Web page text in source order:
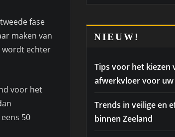
fase
maken van
wordt echter
voor het
50
NIEUW!
Tips voor het kiezen
afwerkvloer voor
Trends in veilige en
binnen Zeeland